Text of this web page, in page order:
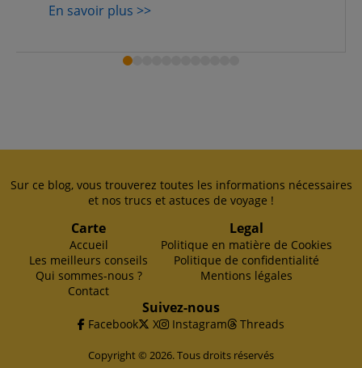
En savoir plus >>
Sur ce blog, vous trouverez toutes les informations nécessaires
et nos trucs et astuces de voyage !
Carte
Accueil
Les meilleurs conseils
Qui sommes-nous ?
Contact
Legal
Politique en matière de Cookies
Politique de confidentialité
Mentions légales
Suivez-nous
Facebook X Instagram Threads
Copyright © 2026. Tous droits réservés